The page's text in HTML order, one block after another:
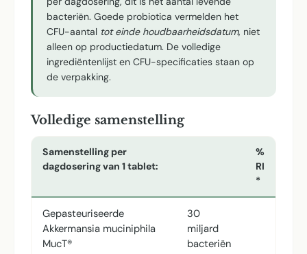
bacteriën. Goede probiotica vermelden het
CFU-aantal tot einde houdbaarheidsdatum, niet
alleen op productiedatum. De volledige
ingrediëntenlijst en CFU-specificaties staan op
de verpakking.
Volledige samenstelling
Samenstelling per
dagdosering van 1 tablet:
%
RI
*
Gepasteuriseerde
Akkermansia muciniphila
MucT®
30
miljard
bacteriën